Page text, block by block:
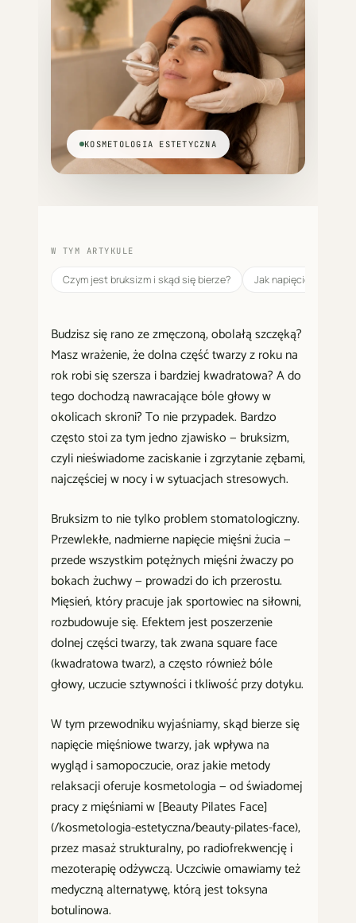
KOSMETOLOGIA ESTETYCZNA
W TYM ARTYKULE
Czym jest bruksizm i skąd się bierze? Jak napięcie mięśni
Budzisz się rano ze zmęczoną, obolałą szczęką?
Masz wrażenie, że dolna część twarzy z roku na
rok robi się szersza i bardziej kwadratowa? A do
tego dochodzą nawracające bóle głowy w
okolicach skroni? To nie przypadek. Bardzo
często stoi za tym jedno zjawisko — bruksizm,
czyli nieświadome zaciskanie i zgrzytanie zębami,
najczęściej w nocy i w sytuacjach stresowych.
Bruksizm to nie tylko problem stomatologiczny.
Przewlekłe, nadmierne napięcie mięśni żucia —
przede wszystkim potężnych mięśni żwaczy po
bokach żuchwy — prowadzi do ich przerostu.
Mięsień, który pracuje jak sportowiec na siłowni,
rozbudowuje się. Efektem jest poszerzenie
dolnej części twarzy, tak zwana square face
(kwadratowa twarz), a często również bóle
głowy, uczucie sztywności i tkliwość przy dotyku.
W tym przewodniku wyjaśniamy, skąd bierze się
napięcie mięśniowe twarzy, jak wpływa na
wygląd i samopoczucie, oraz jakie metody
relaksacji oferuje kosmetologia — od świadomej
pracy z mięśniami w [Beauty Pilates Face]
(/kosmetologia-estetyczna/beauty-pilates-face),
przez masaż strukturalny, po radiofrekwencję i
mezoterapię odżywczą. Uczciwie omawiamy też
medyczną alternatywę, którą jest toksyna
botulinowa.